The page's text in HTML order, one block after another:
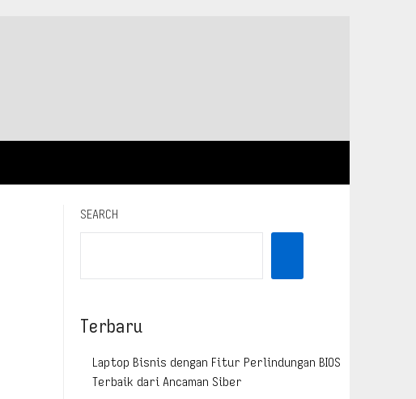
SEARCH
Terbaru
Laptop Bisnis dengan Fitur Perlindungan BIOS
Terbaik dari Ancaman Siber